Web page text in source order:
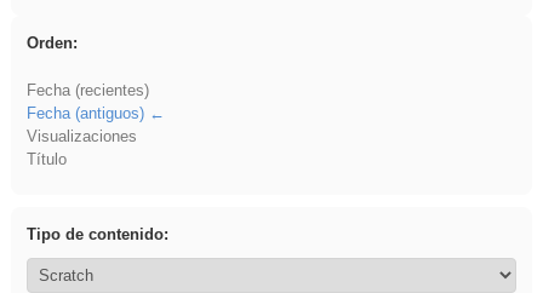
Orden:
Fecha (recientes)
Fecha (antiguos)
Visualizaciones
Título
Tipo de contenido: